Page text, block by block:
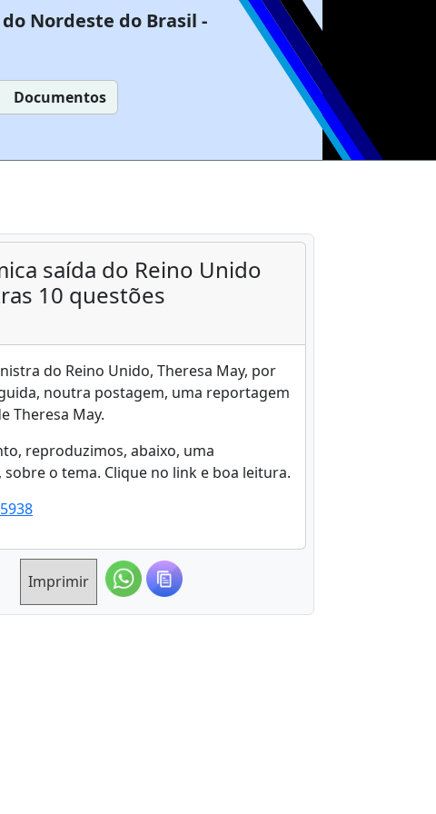
Nordeste do Brasil -
Documentos
saída do Reino Unido
10 questões
do Reino Unido, Theresa May, por
noutra postagem, uma reportagem
Theresa May.
reproduzimos, abaixo, uma
o tema. Clique no link e boa leitura.
Imprimir